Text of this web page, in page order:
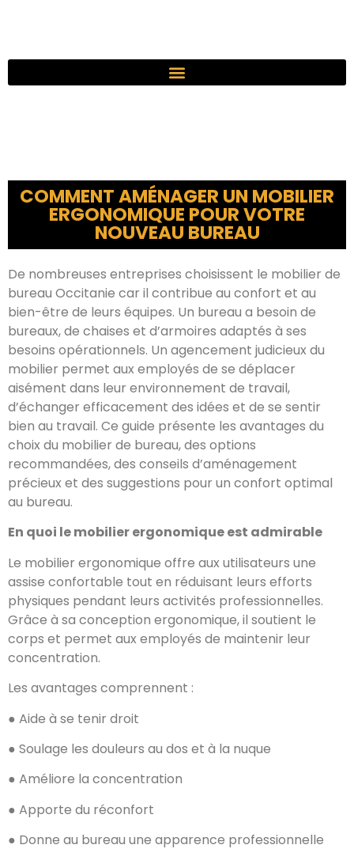
COMMENT AMÉNAGER UN MOBILIER
ERGONOMIQUE POUR VOTRE
NOUVEAU BUREAU
De nombreuses entreprises choisissent le mobilier de
bureau Occitanie car il contribue au confort et au
bien-être de leurs équipes. Un bureau a besoin de
bureaux, de chaises et d’armoires adaptés à ses
besoins opérationnels. Un agencement judicieux du
mobilier permet aux employés de se déplacer
aisément dans leur environnement de travail,
d’échanger efficacement des idées et de se sentir
bien au travail. Ce guide présente les avantages du
choix du mobilier de bureau, des options
recommandées, des conseils d’aménagement
précieux et des suggestions pour un confort optimal
au bureau.
En quoi le mobilier ergonomique est admirable
Le mobilier ergonomique offre aux utilisateurs une
assise confortable tout en réduisant leurs efforts
physiques pendant leurs activités professionnelles.
Grâce à sa conception ergonomique, il soutient le
corps et permet aux employés de maintenir leur
concentration.
Les avantages comprennent :
● Aide à se tenir droit
● Soulage les douleurs au dos et à la nuque
● Améliore la concentration
● Apporte du réconfort
● Donne au bureau une apparence professionnelle